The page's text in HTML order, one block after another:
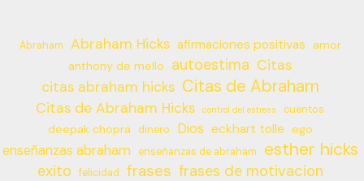
Abraham Abraham Hicks afirmaciones positivas
amor
anthony de mello
autoestima Citas
citas abraham hicks Citas de Abraham
Citas de Abraham Hicks control del estress cuentos
deepak chopra dinero Dios eckhart tolle ego
enseñanzas abraham enseñanzas de abraham esther hicks
exito felicidad frases frases de motivacion